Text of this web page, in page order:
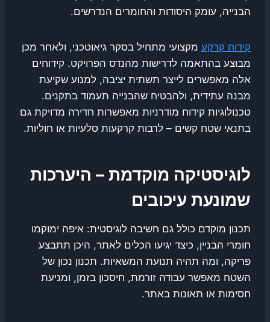
הבנייה, עומק היסודות והחומרים הנדרשים.
קידוח קרקע מקצועי מתחיל בסקר גיאוטכני, ולאחר מכן
מבוצע בהתאמה לדרישות מהנדס הפרויקט. קידוחים
אלה מאפשרים לייצר תשתית יציבה, למנוע שקיעת
מבנה עתידית, ולהבטיח שהבנייה תעמוד בתקנים.
טכנולוגיות קידוח מודרניות מאפשרות חדירה מדויקת גם
בתנאי שטח קשים – לרבות קרקעות סלעיות או חוליות.
לוגיסטיקה מוקדמת – היערכות
שמונעת עיכובים
תכנון מוקדם כולל גם חשיבה לוגיסטית: איפה ימוקמו
חומרי הבניין, כיצד יגיעו הכלים לאתר, היכן תתבצע
פריקה, ומה תהיה תנועת המשאיות. תכנון נכון של
השטח מאפשר עבודה זורמת, חיסכון בזמן, ומניעת
חסימות או תאונות באתר.